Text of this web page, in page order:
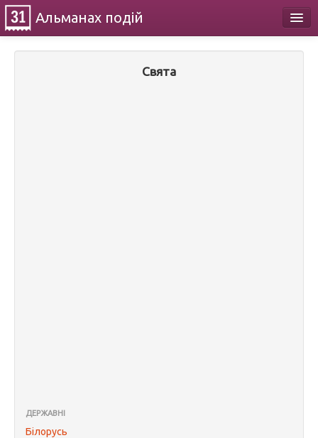
Альманах подій
Свята
ДЕРЖАВНІ
Білорусь